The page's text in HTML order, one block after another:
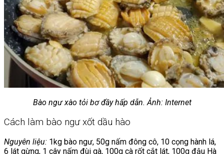
Bào ngư xào tỏi bơ đầy hấp dẫn. Ảnh: Internet
Cách làm bào ngư xốt dầu hào
Nguyên liệu: 1kg bào ngư, 50g nấm đông cô, 10 cọng hành lá,
6 lát gừng, 1 cây nấm đùi gà, 100g cà rốt cắt lát, 100g đậu Hà